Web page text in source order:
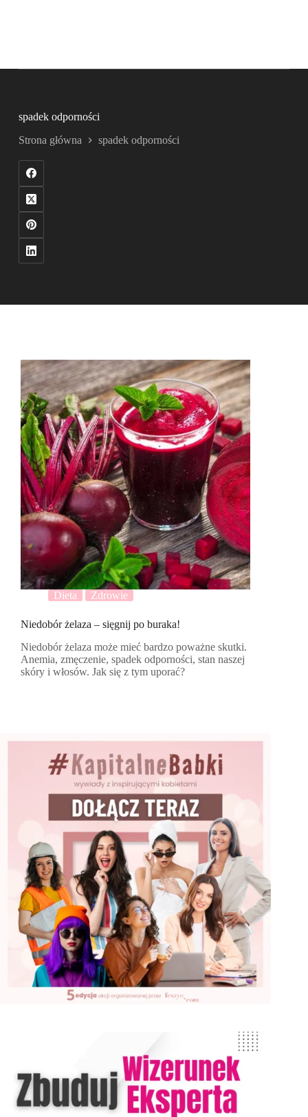
spadek odporności
Strona główna spadek odporności
Dieta Zdrowie
Niedobór żelaza – sięgnij po buraka!
Niedobór żelaza może mieć bardzo poważne skutki.
Anemia, zmęczenie, spadek odporności, stan naszej
skóry i włosów. Jak się z tym uporać?